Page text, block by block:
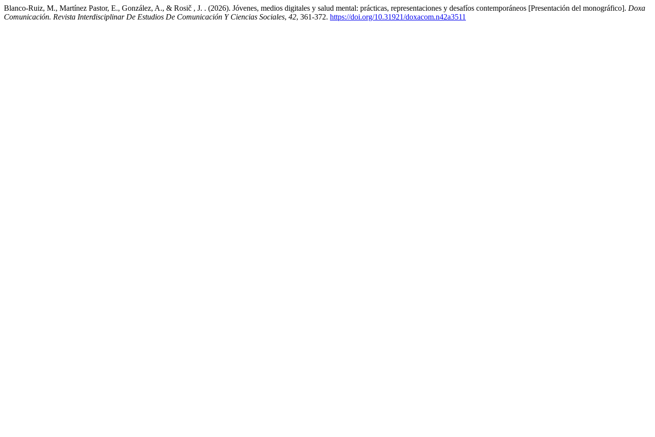
Blanco-Ruiz, M., Martínez Pastor, E., González, A., & Rosič , J. . (2026). Jóvenes, medios digitales y salud mental: prácticas, representaciones y desafíos contemporáneos [Presentación del monográfico]. Doxa
Comunicación. Revista Interdisciplinar De Estudios De Comunicación Y Ciencias Sociales, 42, 361-372. https://doi.org/10.31921/doxacom.n42a3511